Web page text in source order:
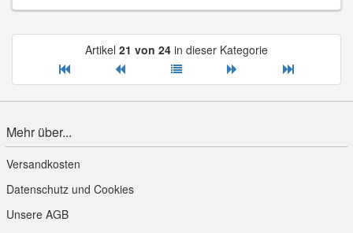
Artikel 21 von 24 in dieser Kategorie
Mehr über...
Versandkosten
Datenschutz und Cookies
Unsere AGB